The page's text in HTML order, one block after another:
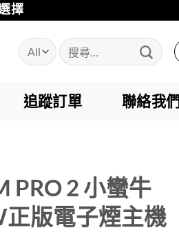
擇
搜
尋
鍵
字:
追蹤訂單 聯絡我們
PRO 2 小蠻牛
正版電子煙主機